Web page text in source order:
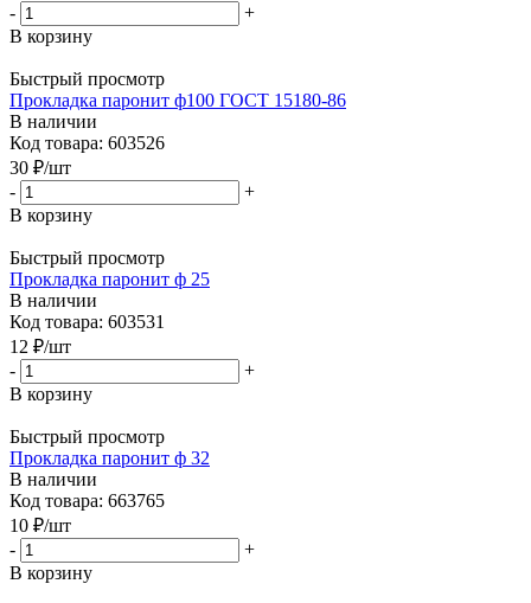
-
+
В корзину
Быстрый просмотр
Прокладка паронит ф100 ГОСТ 15180-86
В наличии
Код товара: 603526
30 ₽/шт
-
+
В корзину
Быстрый просмотр
Прокладка паронит ф 25
В наличии
Код товара: 603531
12 ₽/шт
-
+
В корзину
Быстрый просмотр
Прокладка паронит ф 32
В наличии
Код товара: 663765
10 ₽/шт
-
+
В корзину